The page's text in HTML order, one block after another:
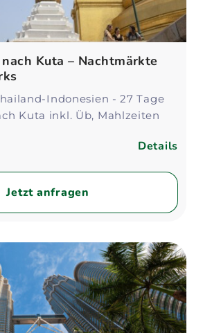
Kuta – Nachtmärkte
Indonesien - 27 Tage
Kuta inkl. Üb, Mahlzeiten
Details
Jetzt anfragen